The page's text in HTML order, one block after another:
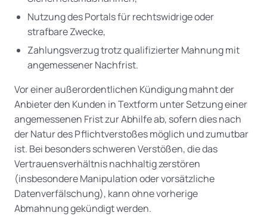
Nutzung des Portals für rechtswidrige oder
strafbare Zwecke,
Zahlungsverzug trotz qualifizierter Mahnung mit
angemessener Nachfrist.
Vor einer außerordentlichen Kündigung mahnt der
Anbieter den Kunden in Textform unter Setzung einer
angemessenen Frist zur Abhilfe ab, sofern dies nach
der Natur des Pflichtverstoßes möglich und zumutbar
ist. Bei besonders schweren Verstößen, die das
Vertrauensverhältnis nachhaltig zerstören
(insbesondere Manipulation oder vorsätzliche
Datenverfälschung), kann ohne vorherige
Abmahnung gekündigt werden.